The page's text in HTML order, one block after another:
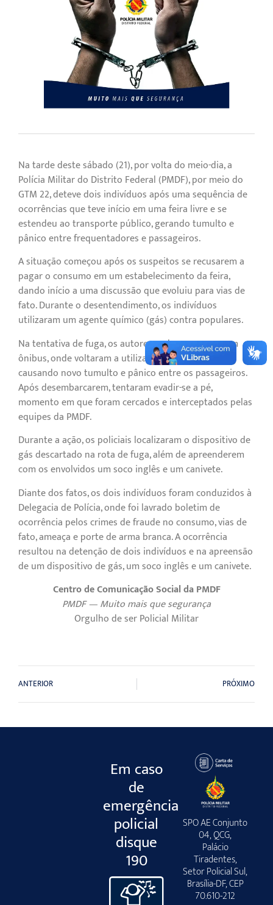
Na tarde deste sábado (21), por volta do meio-dia, a
Polícia Militar do Distrito Federal (PMDF), por meio do
GTM 22, deteve dois indivíduos após uma sequência de
ocorrências que teve início em uma feira livre e se
estendeu ao transporte público, gerando tumulto e
pânico entre frequentadores e passageiros.
A situação começou após os suspeitos se recusarem a
pagar o consumo em um estabelecimento da feira,
dando início a uma discussão que evoluiu para vias de
fato. Durante o desentendimento, os indivíduos
utilizaram um agente químico (gás) contra populares.
Na tentativa de fuga, os autores embarcaram em um
ônibus, onde voltaram a utilizar o produto químico,
causando novo tumulto e pânico entre os passageiros.
Após desembarcarem, tentaram evadir-se a pé,
momento em que foram cercados e interceptados pelas
equipes da PMDF.
Durante a ação, os policiais localizaram o dispositivo de
gás descartado na rota de fuga, além de apreenderem
com os envolvidos um soco inglês e um canivete.
Diante dos fatos, os dois indivíduos foram conduzidos à
Delegacia de Polícia, onde foi lavrado boletim de
ocorrência pelos crimes de fraude no consumo, vias de
fato, ameaça e porte de arma branca. A ocorrência
resultou na detenção de dois indivíduos e na apreensão
de um dispositivo de gás, um soco inglês e um canivete.
Centro de Comunicação Social da PMDF
PMDF — Muito mais que segurança
Orgulho de ser Policial Militar
ANTERIOR PRÓXIMO
Em caso
de
emergência
policial
disque
190
SPO AE Conjunto
04, QCG,
Palácio
Tiradentes,
Setor Policial Sul,
Brasília-DF, CEP
70.610-212